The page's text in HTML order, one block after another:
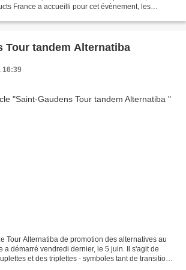
France a accueilli pour cet évènement, les
Saint-Gaudens Tour tandem Alternatiba
16:39
Tour Alternatiba de promotion des alternatives au
a démarré vendredi dernier, le 5 juin. Il s'agit de
et des triplettes - symboles tant de transition